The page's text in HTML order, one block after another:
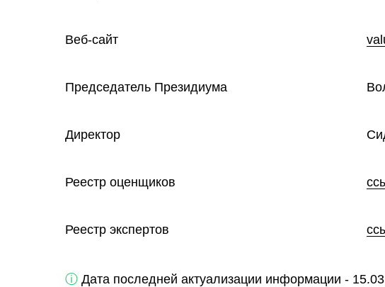
Веб-сайт
Председатель Президиума
Директор
Реестр оценщиков
Реестр экспертов
ⓘ Дата последней актуализации информации -